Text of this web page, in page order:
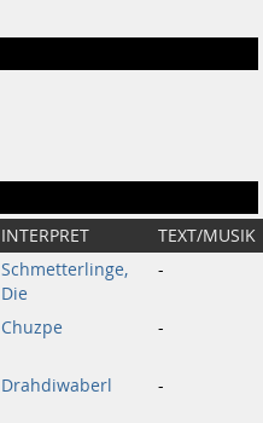
INTERPRET
TEXT/MUSIK
Schmetterlinge,
Die
-
Chuzpe -
Drahdiwaberl -